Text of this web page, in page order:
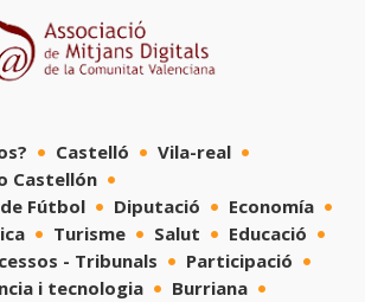
Castelló
Vila-real
Castellón
Fútbol
Diputació
Economía
Turisme Salut
Educació
- Tribunals
Participació
i tecnologia
Burriana